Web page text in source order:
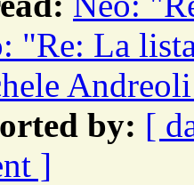
"Re: La
by: [
]